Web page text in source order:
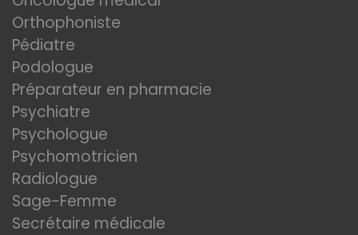
Orthophoniste
Pédiatre
Podologue
Préparateur en pharmacie
Psychiatre
Psychologue
Psychomotricien
Radiologue
Sage-Femme
Secrétaire médicale